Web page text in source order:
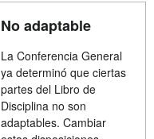
No adaptable
La Conferencia General
ya determinó que ciertas
partes del Libro de
Disciplina no son
adaptables. Cambiar